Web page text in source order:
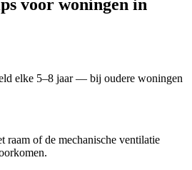
voor woningen in
elke 5–8 jaar — bij oudere woningen
raam of de mechanische ventilatie